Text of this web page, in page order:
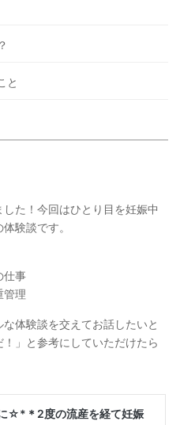
と
た！今回はひとり目を妊娠中
験談です。
仕事
管理
体験談を交えてお話したいと
」と参考にしていただけたら